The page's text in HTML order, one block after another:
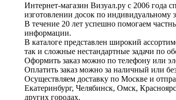
Интернет-магазин Визуал.ру с 2006 года
изготовлении досок по индивидуальному
В течение 20 лет успешно помогаем
информации.
В каталоге представлен широкий
так и сложные нестандартные задачи по
Оформить заказ можно по телефону или
Оплатить заказ можно за наличный или
Осуществляем доставку по Москве и
Екатеринбург, Челябинск, Омск,
других городах.